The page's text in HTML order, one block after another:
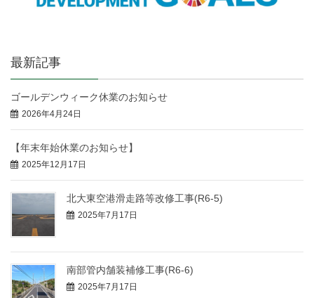
最新記事
ゴールデンウィーク休業のお知らせ
2026年4月24日
【年末年始休業のお知らせ】
2025年12月17日
北大東空港滑走路等改修工事(R6-5)
2025年7月17日
南部管内舗装補修工事(R6-6)
2025年7月17日